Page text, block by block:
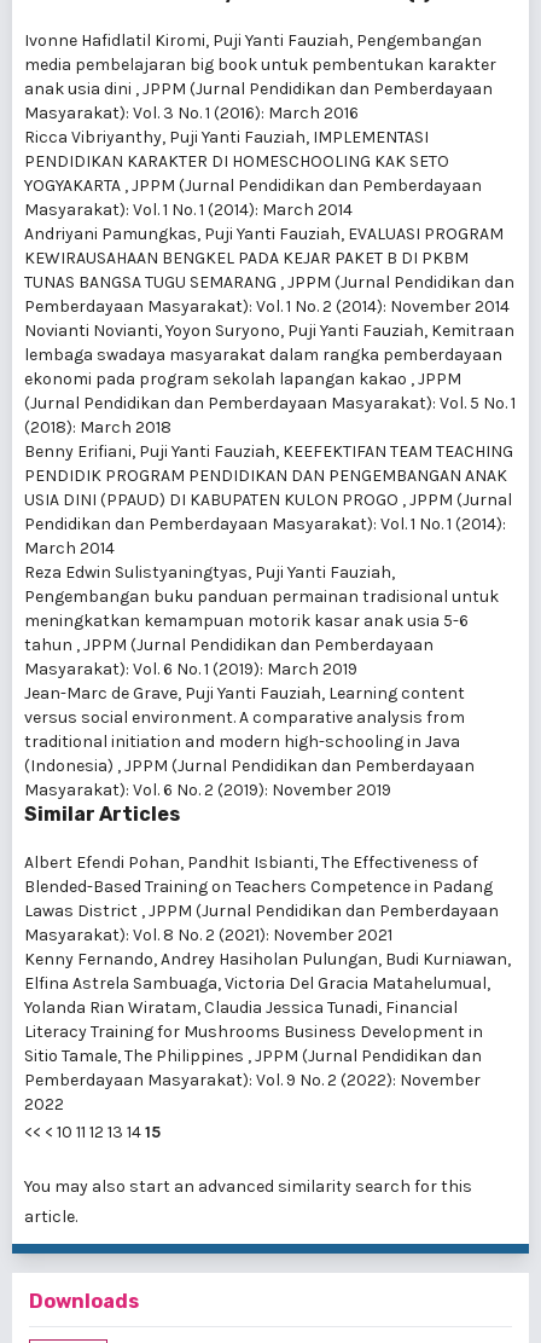
Ivonne Hafidlatil Kiromi, Puji Yanti Fauziah, Pengembangan
media pembelajaran big book untuk pembentukan karakter
anak usia dini ,JPPM (Jurnal Pendidikan dan Pemberdayaan
Masyarakat): Vol. 3 No. 1 (2016): March 2016
Ricca Vibriyanthy, Puji Yanti Fauziah, IMPLEMENTASI
PENDIDIKAN KARAKTER DI HOMESCHOOLING KAK SETO
YOGYAKARTA ,JPPM (Jurnal Pendidikan dan Pemberdayaan
Masyarakat): Vol. 1 No. 1 (2014): March 2014
Andriyani Pamungkas, Puji Yanti Fauziah, EVALUASI PROGRAM
KEWIRAUSAHAAN BENGKEL PADA KEJAR PAKET B DI PKBM
TUNAS BANGSA TUGU SEMARANG ,JPPM (Jurnal Pendidikan dan
Pemberdayaan Masyarakat): Vol. 1 No. 2 (2014): November 2014
Novianti Novianti, Yoyon Suryono, Puji Yanti Fauziah, Kemitraan
lembaga swadaya masyarakat dalam rangka pemberdayaan
ekonomi pada program sekolah lapangan kakao ,JPPM
(Jurnal Pendidikan dan Pemberdayaan Masyarakat): Vol. 5 No. 1
(2018): March 2018
Benny Erifiani, Puji Yanti Fauziah, KEEFEKTIFAN TEAM TEACHING
PENDIDIK PROGRAM PENDIDIKAN DAN PENGEMBANGAN ANAK
USIA DINI (PPAUD) DI KABUPATEN KULON PROGO ,JPPM (Jurnal
Pendidikan dan Pemberdayaan Masyarakat): Vol. 1 No. 1 (2014):
March 2014
Reza Edwin Sulistyaningtyas, Puji Yanti Fauziah,
Pengembangan buku panduan permainan tradisional untuk
meningkatkan kemampuan motorik kasar anak usia 5-6
tahun ,JPPM (Jurnal Pendidikan dan Pemberdayaan
Masyarakat): Vol. 6 No. 1 (2019): March 2019
Jean-Marc de Grave, Puji Yanti Fauziah, Learning content
versus social environment. A comparative analysis from
traditional initiation and modern high-schooling in Java
(Indonesia) ,JPPM (Jurnal Pendidikan dan Pemberdayaan
Masyarakat): Vol. 6 No. 2 (2019): November 2019
Similar Articles
Albert Efendi Pohan, Pandhit Isbianti,The Effectiveness of
Blended-Based Training on Teachers Competence in Padang
Lawas District ,JPPM (Jurnal Pendidikan dan Pemberdayaan
Masyarakat): Vol. 8 No. 2 (2021): November 2021
Kenny Fernando, Andrey Hasiholan Pulungan, Budi Kurniawan,
Elfina Astrela Sambuaga, Victoria Del Gracia Matahelumual,
Yolanda Rian Wiratam, Claudia Jessica Tunadi, Financial
Literacy Training for Mushrooms Business Development in
Sitio Tamale, The Philippines ,JPPM (Jurnal Pendidikan dan
Pemberdayaan Masyarakat): Vol. 9 No. 2 (2022): November
2022
<< < 10 11 12 13 1415
You may also start an advanced similarity search for this
article.
Downloads